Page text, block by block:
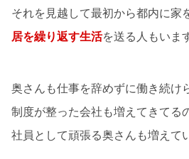
それを見越して最初から都内に家
居を繰り返す生活を送る人もいま
奥さんも仕事を辞めずに働き続け
制度が整った会社も増えてきてる
社員として頑張る奥さんも増えて